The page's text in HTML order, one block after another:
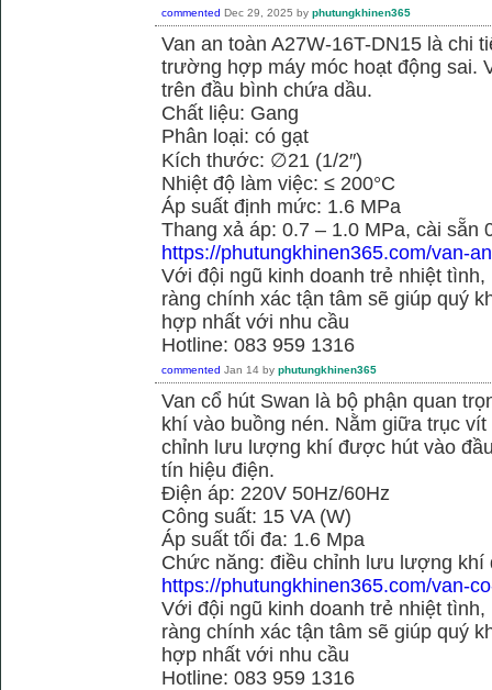
commented Dec 29, 2025 by phutungkhinen365
Van an toàn A27W-16T-DN15 là chi
trường hợp máy móc hoạt động sai.
trên đầu bình chứa dầu.
Chất liệu: Gang
Phân loại: có gạt
Kích thước: ∅21 (1/2″)
Nhiệt độ làm việc: ≤ 200°C
Áp suất định mức: 1.6 MPa
Thang xả áp: 0.7 – 1.0 MPa, cài sẵn
https://phutungkhinen365.com/van-
Với đội ngũ kinh doanh trẻ nhiệt
ràng chính xác tận tâm sẽ giúp quý
hợp nhất với nhu cầu
Hotline: 083 959 1316
commented Jan 14 by phutungkhinen365
Van cổ hút Swan là bộ phận quan
khí vào buồng nén. Nằm giữa trục
chỉnh lưu lượng khí được hút vào
tín hiệu điện.
Điện áp: 220V 50Hz/60Hz
Công suất: 15 VA (W)
Áp suất tối đa: 1.6 Mpa
Chức năng: điều chỉnh lưu lượng khí
https://phutungkhinen365.com/van-
Với đội ngũ kinh doanh trẻ nhiệt
ràng chính xác tận tâm sẽ giúp quý
hợp nhất với nhu cầu
Hotline: 083 959 1316